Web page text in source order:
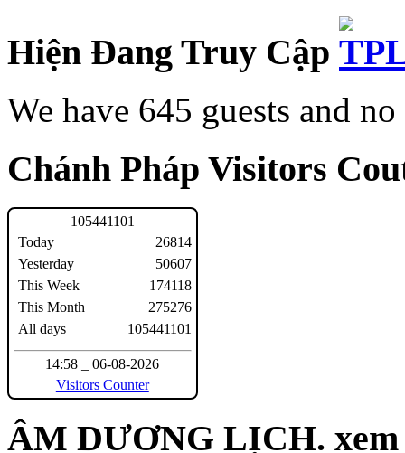
Hiện Đang Truy Cập
We have 645 guests and
Chánh Pháp Visitors
105441101
Today
Yesterday
This Week
This Month
All days
26814
50607
174118
275276
105441101
14:58 _ 06-08-2026
Visitors Counter
ÂM DƯƠNG LỊCH. xem